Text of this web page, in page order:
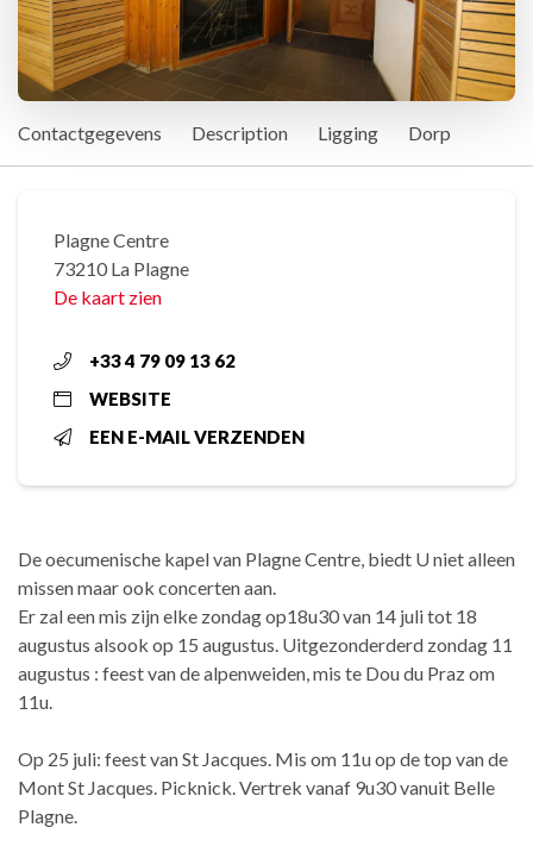
Contactgegevens Description Ligging Dorp
Plagne Centre
73210 La Plagne
De kaart zien
+33 4 79 09 13 62
WEBSITE
EEN E-MAIL VERZENDEN
De oecumenische kapel van Plagne Centre, biedt U niet alleen
missen maar ook concerten aan.
Er zal een mis zijn elke zondag op18u30 van 14 juli tot 18
augustus alsook op 15 augustus. Uitgezonderderd zondag 11
augustus : feest van de alpenweiden, mis te Dou du Praz om
11u.
Op 25 juli: feest van St Jacques. Mis om 11u op de top van de
Mont St Jacques. Picknick. Vertrek vanaf 9u30 vanuit Belle
Plagne.